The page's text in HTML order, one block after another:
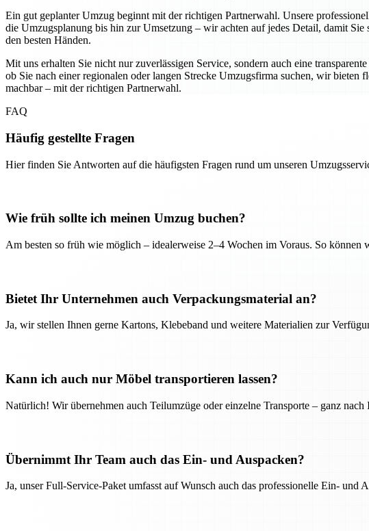
Ein gut geplanter Umzug beginnt mit der richtigen Partnerwahl. Unsere
die Umzugsplanung bis hin zur Umsetzung – wir achten auf jedes Detail, damit
den besten Händen.
Mit uns erhalten Sie nicht nur zuverlässigen Service, sondern auch eine
ob Sie nach einer regionalen oder langen Strecke Umzugsfirma suchen, wir
machbar – mit der richtigen Partnerwahl.
FAQ
Häufig gestellte Fragen
Hier finden Sie Antworten auf die häufigsten Fragen rund um unseren
Wie früh sollte ich meinen Umzug buchen?
Am besten so früh wie möglich – idealerweise 2–4 Wochen im Voraus. So können
Bietet Ihr Unternehmen auch Verpackungsmaterial an?
Ja, wir stellen Ihnen gerne Kartons, Klebeband und weitere Materialien zur
Kann ich auch nur Möbel transportieren lassen?
Natürlich! Wir übernehmen auch Teilumzüge oder einzelne Transporte – ganz nach
Übernimmt Ihr Team auch das Ein- und Auspacken?
Ja, unser Full-Service-Paket umfasst auf Wunsch auch das professionelle Ein- und